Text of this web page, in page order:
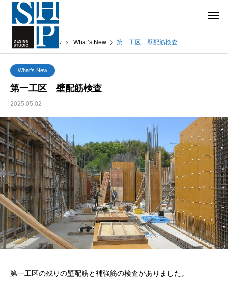
What’s New What’s New 第一工区 壁配筋検査
What’s New
第一工区 壁配筋検査
2025.05.02
第一工区の残りの壁配筋と補強筋の検査がありました。